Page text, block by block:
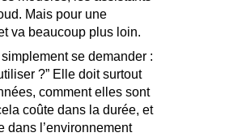
Mais pour une
va beaucoup plus loin.
se demander :
?” Elle doit surtout
comment elles sont
coûte dans la durée, et
dans l’environnement